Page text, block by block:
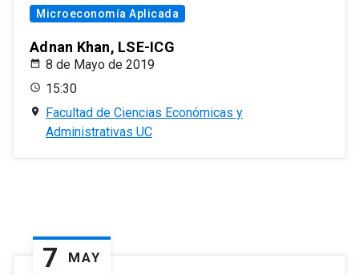
Microeconomía Aplicada
Adnan Khan, LSE-ICG
8 de Mayo de 2019
15:30
Facultad de Ciencias Económicas y
Administrativas UC
7 MAY